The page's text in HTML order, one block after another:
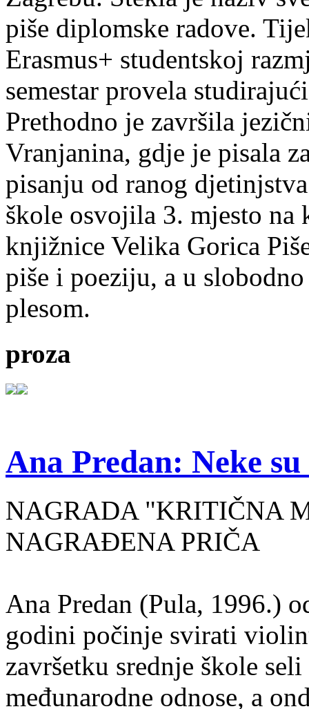
piše diplomske radove.
Erasmus+ studentskoj
semestar provela
Prethodno je završila
Vranjanina, gdje je pisala
pisanju od ranog
škole osvojila 3. mjesto na
knjižnice Velika Gorica
piše i poeziju, a u
plesom.
proza
Ana Predan: Neke
NAGRADA "KRITIČNA
NAGRAĐENA PRIČA
Ana Predan (Pula, 1996.)
godini počinje svirati
završetku srednje škole
međunarodne odnose, a